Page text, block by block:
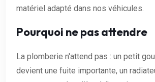
matériel adapté dans nos véhicules.
Pourquoi ne pas attendre
La plomberie n'attend pas : un petit
devient une fuite importante, un